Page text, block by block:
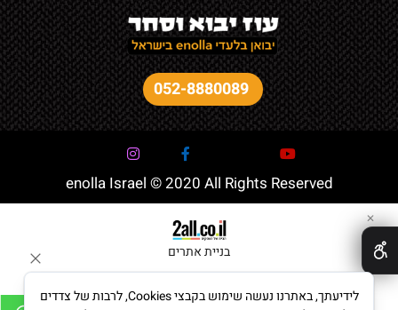
052-8880089
enolla Israel © 2020 All Rights Reserved
בניית אתרים
✕
לידיעתך, באתרנו נעשה שימוש בקבצי Cookies, לרבות של צדדים